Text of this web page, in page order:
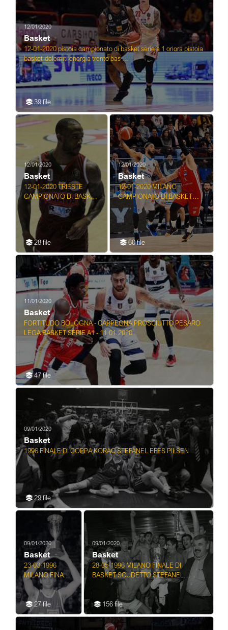
12/01/2020
Basket
12-01-2020 pistoia campionato di basket serie a 1 oriora pistoia
basket-dolomiti energia trento bas ...
39 file
12/01/2020
Basket
12-01-2020 TRIESTE
CAMPIONATO DI BASKET
SERIE A 1
PALLACANESTRO
TRIESTE UMANA REYER
VENEZIA
28 file
12/01/2020
Basket
12-01-2020 MILANO
CAMPIONATO DI BASKET
SERIE A 1 ARMANI
EXCHANGE DE LONGHI
TREVISO BASKET
60 file
11/01/2020
Basket
FORTITUDO BOLOGNA - CARPEGNA PROSCIUTTO PESARO
LEGA BASKET SERIE A1 - 11.01.2020
47 file
09/01/2020
Basket
1996 FINALE DI COPPA KORAC STEFANEL EFES PILSEN
29 file
09/01/2020
Basket
23-03-1996
MILANO FINALE
DI COPPA ITALIA
STEFANEL
MILANO MASH
VERONA
27 file
09/01/2020
Basket
28-05-1996 MILANO FINALE DI
BASKET SCUDETTO STEFANEL
MILANO-TEAMSYSTEM BOLOGNA
156 file